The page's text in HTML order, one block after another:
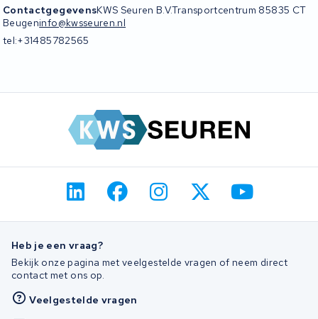
ContactgegevensKWS Seuren B.V.Transportcentrum 85835 CT
Beugeninfo@kwsseuren.nl
tel:+31485782565
Heb je een vraag?
Bekijk onze pagina met veelgestelde vragen of neem direct
contact met ons op.
Veelgestelde vragen